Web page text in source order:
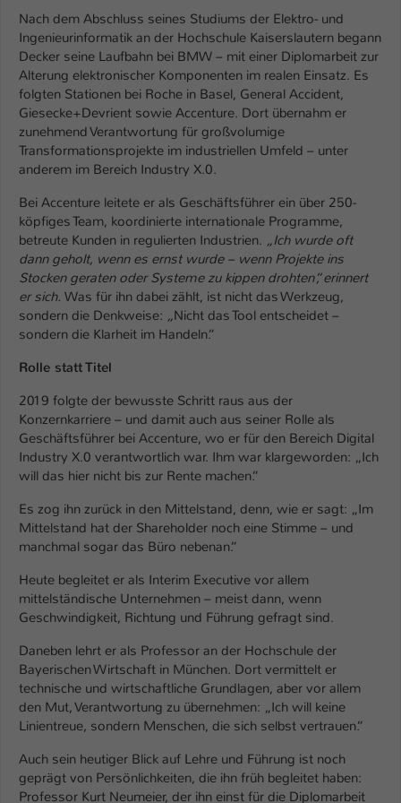
Nach dem Abschluss seines Studiums der Elektro- und
Ingenieurinformatik an der Hochschule Kaiserslautern begann
Decker seine Laufbahn bei BMW – mit einer Diplomarbeit zur
Alterung elektronischer Komponenten im realen Einsatz. Es
folgten Stationen bei Roche in Basel, General Accident,
Giesecke+Devrient sowie Accenture. Dort übernahm er
zunehmend Verantwortung für großvolumige
Transformationsprojekte im industriellen Umfeld – unter
anderem im Bereich Industry X.0.
Bei Accenture leitete er als Geschäftsführer ein über 250-
köpfiges Team, koordinierte internationale Programme,
betreute Kunden in regulierten Industrien. „Ich wurde oft
dann geholt, wenn es ernst wurde – wenn Projekte ins
Stocken geraten oder Systeme zu kippen drohten“, erinnert
er sich. Was für ihn dabei zählt, ist nicht das Werkzeug,
sondern die Denkweise: „Nicht das Tool entscheidet –
sondern die Klarheit im Handeln.“
Rolle statt Titel
2019 folgte der bewusste Schritt raus aus der
Konzernkarriere – und damit auch aus seiner Rolle als
Geschäftsführer bei Accenture, wo er für den Bereich Digital
Industry X.0 verantwortlich war. Ihm war klargeworden: „Ich
will das hier nicht bis zur Rente machen.“
Es zog ihn zurück in den Mittelstand, denn, wie er sagt: „Im
Mittelstand hat der Shareholder noch eine Stimme – und
manchmal sogar das Büro nebenan.“
Heute begleitet er als Interim Executive vor allem
mittelständische Unternehmen – meist dann, wenn
Geschwindigkeit, Richtung und Führung gefragt sind.
Daneben lehrt er als Professor an der Hochschule der
Bayerischen Wirtschaft in München. Dort vermittelt er
technische und wirtschaftliche Grundlagen, aber vor allem
den Mut, Verantwortung zu übernehmen: „Ich will keine
Linientreue, sondern Menschen, die sich selbst vertrauen.“
Auch sein heutiger Blick auf Lehre und Führung ist noch
geprägt von Persönlichkeiten, die ihn früh begleitet haben:
Professor Kurt Neumeier, der ihn einst für die Diplomarbeit
Zweck
generierte ID, für die historische
Speicherung Ihrer vorgenommen
Einstellungen, falls der Webseiten-
Betreiber dies eingestellt hat.
Name fe_typo_user / PHPSESSID
Anbieter
Laufzeit 1 Woche
Zweck
Dieses Cookie ist ein Standard-Session-
Cookie von TYPO3. Es speichert im Fall
eines Intranet-Logins die Session-ID. So
kann der eingeloggte Benutzer
wiedererkannt werden und es wird ihm
Name be_typo_user
Anbieter TYPO3
Laufzeit 1 Tag
Zweck
Dieser Cookie teilt der Webseite mit, ob
angemeldet ist und Rechte besitzt diese
zu verwalten.